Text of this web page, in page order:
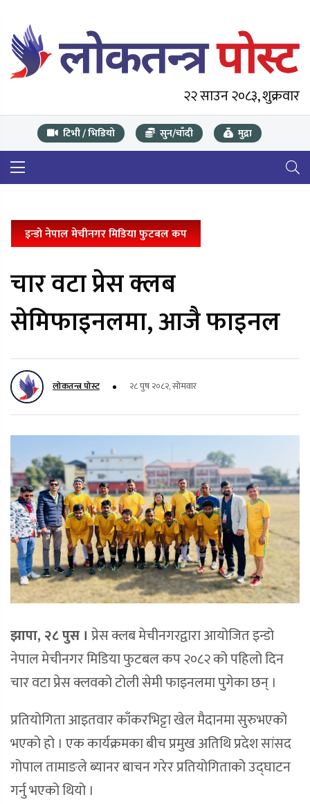
२२ साउन २०८३, शुक्रवार
टिभी / भिडियो सुन/चाँदी मुद्रा
इन्डो नेपाल मेचीनगर मिडिया फुटबल कप
चार वटा प्रेस क्लब
सेमिफाइनलमा, आजै फाइनल
लोकतन्त्र पोस्ट २८ पुष २०८२, सोमवार
झापा, २८ पुस । प्रेस क्लब मेचीनगरद्वारा आयोजित इन्डो
नेपाल मेचीनगर मिडिया फुटबल कप २०८२ को पहिलो दिन
चार वटा प्रेस क्लवको टोली सेमी फाइनलमा पुगेका छन् ।
प्रतियोगिता आइतवार काँकरभिट्टा खेल मैदानमा सुरुभएको
भएको हो । एक कार्यक्रमका बीच प्रमुख अतिथि प्रदेश सांसद
गोपाल तामाङले ब्यानर बाचन गरेर प्रतियोगिताको उद्घाटन
गर्नु भएको थियो ।